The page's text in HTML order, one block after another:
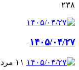
۲۳۸
۱۴۰۵/۰۴/۲۷
۱۱ مرداد ۱۴۰۵